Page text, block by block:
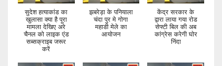
15 September
2019
झबरेड़ा विधायक
देशराज कर्णवाल को
जाति प्रमाण पत्र के
मामले में मिली
हाईकोर्ट से राहत
14 September
2019